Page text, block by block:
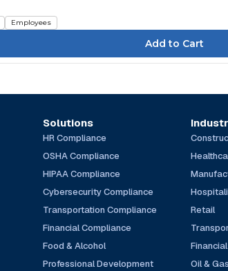
Employees
Solutions
HR Compliance
OSHA Compliance
HIPAA Compliance
Cybersecurity Compliance
Transportation Compliance
Financial Compliance
Food & Alcohol
Professional Development
Retail
Oil & Gas